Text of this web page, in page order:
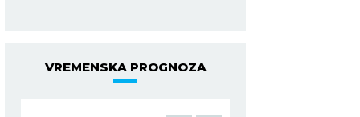
VREMENSKA PROGNOZA